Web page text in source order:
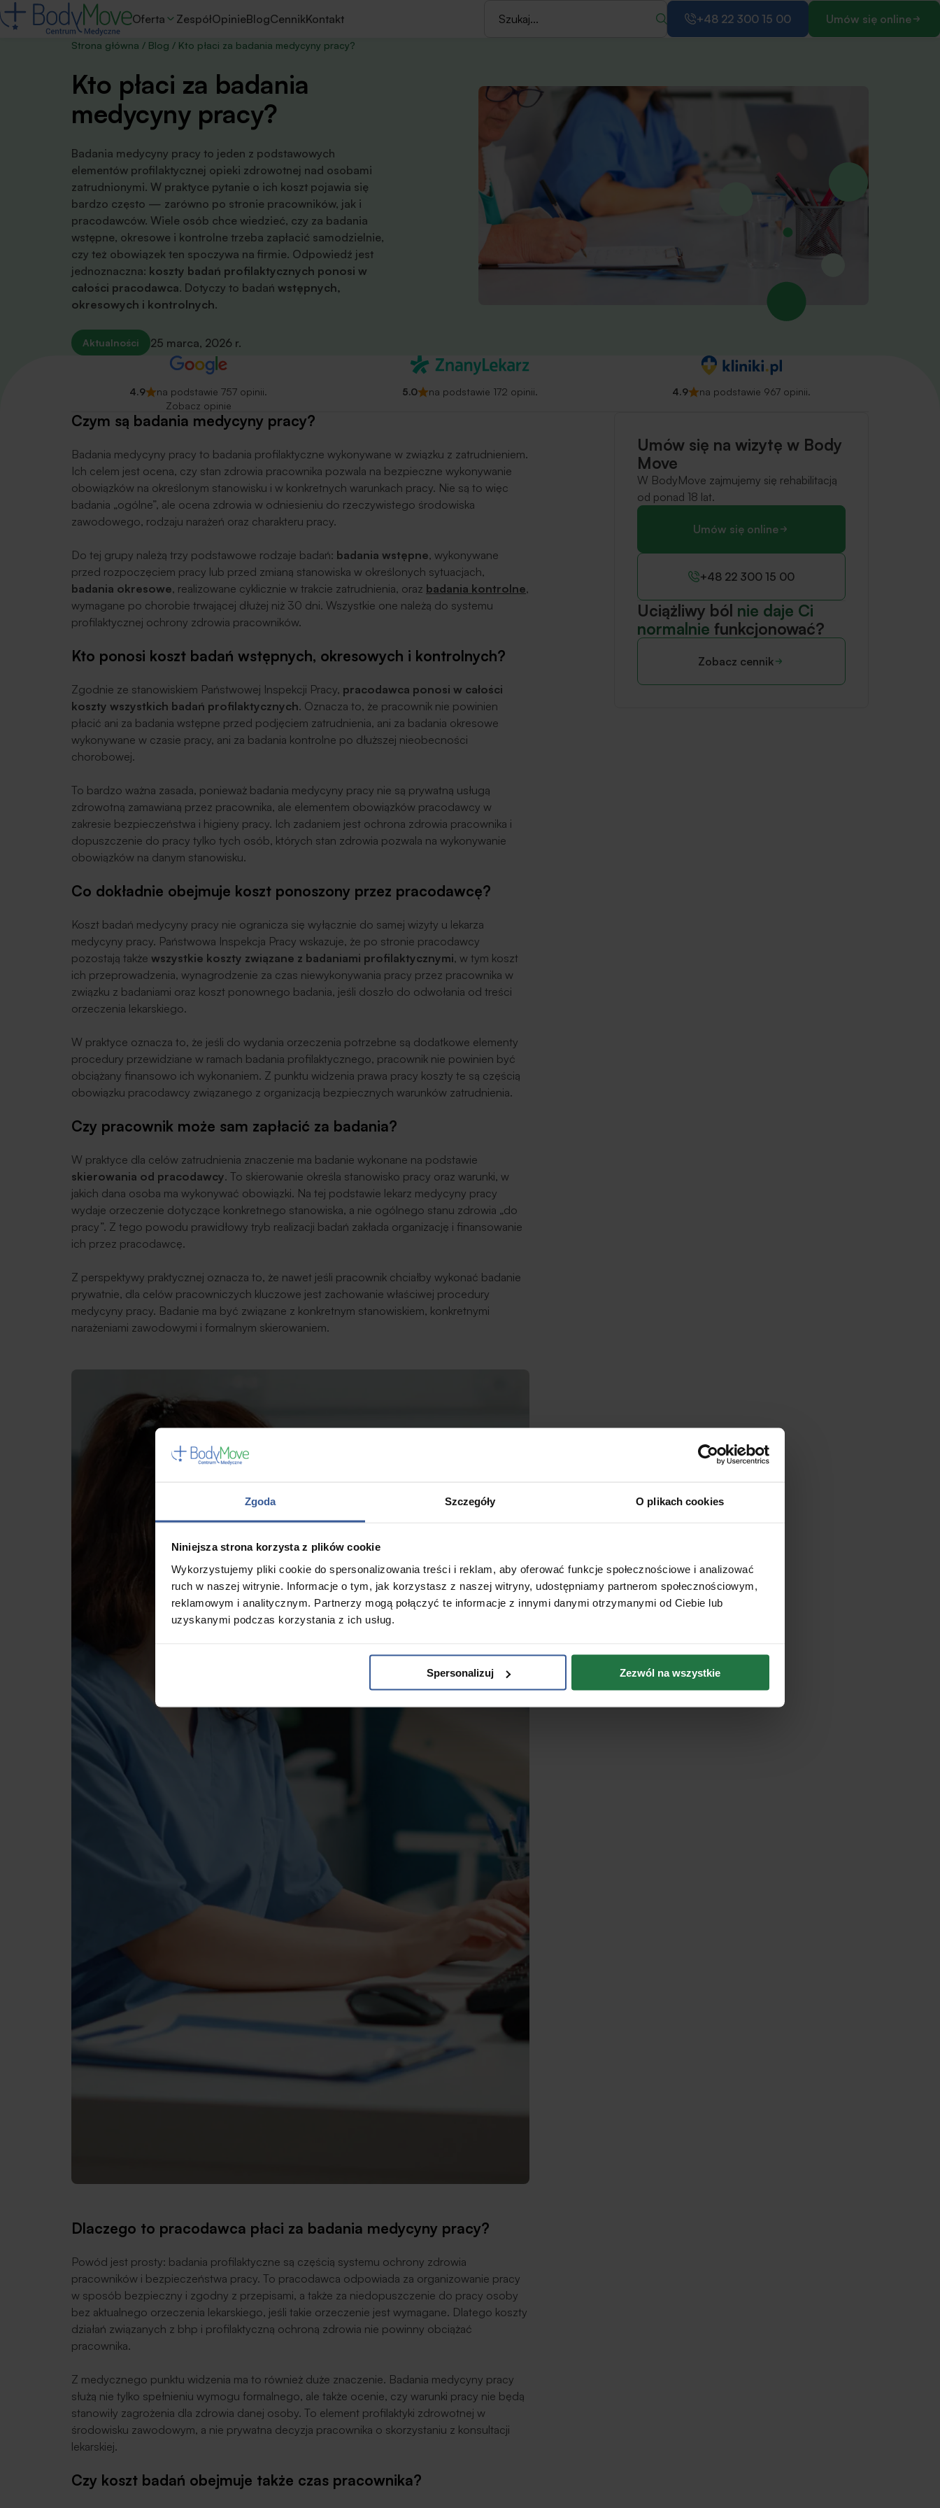
Zgoda Szczegóły O plikach cookies
Niniejsza strona korzysta z plików cookie
Wykorzystujemy pliki cookie do spersonalizowania treści i reklam, aby oferować funkcje społecznościowe i analizować
ruch w naszej witrynie. Informacje o tym, jak korzystasz z naszej witryny, udostępniamy partnerom społecznościowym,
reklamowym i analitycznym. Partnerzy mogą połączyć te informacje z innymi danymi otrzymanymi od Ciebie lub
uzyskanymi podczas korzystania z ich usług.
Spersonalizuj Zezwól na wszystkie
Oferta ZespółOpinieBlogCennikKontakt +48 22 300 15 00 Umów się online
Strona główna / Blog / Kto płaci za badania medycyny pracy?
Kto płaci za badania
medycyny pracy?
Badania medycyny pracy to jeden z podstawowych
elementów profilaktycznej opieki zdrowotnej nad osobami
zatrudnionymi. W praktyce pytanie o ich koszt pojawia się
bardzo często — zarówno po stronie pracowników, jak i
pracodawców. Wiele osób chce wiedzieć, czy za badania
wstępne, okresowe i kontrolne trzeba zapłacić samodzielnie,
czy też obowiązek ten spoczywa na firmie. Odpowiedź jest
jednoznaczna: koszty badań profilaktycznych ponosi w
całości pracodawca. Dotyczy to badań wstępnych,
okresowych i kontrolnych.
Aktualności 25 marca, 2026 r.
4.9
na podstawie 757 opinii.
Zobacz opinie
5.0 na podstawie 172 opinii. 4.9 na podstawie 967 opinii.
Czym są badania medycyny pracy?
Badania medycyny pracy to badania profilaktyczne wykonywane w związku z zatrudnieniem.
Ich celem jest ocena, czy stan zdrowia pracownika pozwala na bezpieczne wykonywanie
obowiązków na określonym stanowisku i w konkretnych warunkach pracy. Nie są to więc
badania „ogólne”, ale ocena zdrowia w odniesieniu do rzeczywistego środowiska
zawodowego, rodzaju narażeń oraz charakteru pracy.
Do tej grupy należą trzy podstawowe rodzaje badań: badania wstępne, wykonywane
przed rozpoczęciem pracy lub przed zmianą stanowiska w określonych sytuacjach,
badania okresowe, realizowane cyklicznie w trakcie zatrudnienia, oraz badania kontrolne,
wymagane po chorobie trwającej dłużej niż 30 dni. Wszystkie one należą do systemu
profilaktycznej ochrony zdrowia pracowników.
Kto ponosi koszt badań wstępnych, okresowych i kontrolnych?
Zgodnie ze stanowiskiem Państwowej Inspekcji Pracy, pracodawca ponosi w całości
koszty wszystkich badań profilaktycznych. Oznacza to, że pracownik nie powinien
płacić ani za badania wstępne przed podjęciem zatrudnienia, ani za badania okresowe
wykonywane w czasie pracy, ani za badania kontrolne po dłuższej nieobecności
chorobowej.
To bardzo ważna zasada, ponieważ badania medycyny pracy nie są prywatną usługą
zdrowotną zamawianą przez pracownika, ale elementem obowiązków pracodawcy w
zakresie bezpieczeństwa i higieny pracy. Ich zadaniem jest ochrona zdrowia pracownika i
dopuszczenie do pracy tylko tych osób, których stan zdrowia pozwala na wykonywanie
obowiązków na danym stanowisku.
Co dokładnie obejmuje koszt ponoszony przez pracodawcę?
Koszt badań medycyny pracy nie ogranicza się wyłącznie do samej wizyty u lekarza
medycyny pracy. Państwowa Inspekcja Pracy wskazuje, że po stronie pracodawcy
pozostają także wszystkie koszty związane z badaniami profilaktycznymi, w tym koszt
ich przeprowadzenia, wynagrodzenie za czas niewykonywania pracy przez pracownika w
związku z badaniami oraz koszt ponownego badania, jeśli doszło do odwołania od treści
orzeczenia lekarskiego.
W praktyce oznacza to, że jeśli do wydania orzeczenia potrzebne są dodatkowe elementy
procedury przewidziane w ramach badania profilaktycznego, pracownik nie powinien być
obciążany finansowo ich wykonaniem. Z punktu widzenia prawa pracy koszty te są częścią
obowiązku pracodawcy związanego z organizacją bezpiecznych warunków zatrudnienia.
Czy pracownik może sam zapłacić za badania?
W praktyce dla celów zatrudnienia znaczenie ma badanie wykonane na podstawie
skierowania od pracodawcy. To skierowanie określa stanowisko pracy oraz warunki, w
jakich dana osoba ma wykonywać obowiązki. Na tej podstawie lekarz medycyny pracy
wydaje orzeczenie dotyczące konkretnego stanowiska, a nie ogólnego stanu zdrowia „do
pracy”. Z tego powodu prawidłowy tryb realizacji badań zakłada organizację i finansowanie
ich przez pracodawcę.
Z perspektywy praktycznej oznacza to, że nawet jeśli pracownik chciałby wykonać badanie
prywatnie, dla celów pracowniczych kluczowe jest zachowanie właściwej procedury
medycyny pracy. Badanie ma być związane z konkretnym stanowiskiem, konkretnymi
narażeniami zawodowymi i formalnym skierowaniem.
Dlaczego to pracodawca płaci za badania medycyny pracy?
Powód jest prosty: badania profilaktyczne są częścią systemu ochrony zdrowia
pracowników i bezpieczeństwa pracy. To pracodawca odpowiada za organizowanie pracy
w sposób bezpieczny i zgodny z przepisami, a także za niedopuszczenie do pracy osoby
bez aktualnego orzeczenia lekarskiego, jeśli takie orzeczenie jest wymagane. Dlatego koszty
działań związanych z bhp i profilaktyczną ochroną zdrowia nie powinny obciążać
pracownika.
Z medycznego punktu widzenia ma to również duże znaczenie. Badania medycyny pracy
służą nie tylko spełnieniu wymogu formalnego, ale także ocenie, czy warunki pracy nie będą
stanowiły zagrożenia dla zdrowia danej osoby. To element profilaktyki zdrowotnej w
środowisku zawodowym, a nie prywatna decyzja pracownika o skorzystaniu z konsultacji
lekarskiej.
Czy koszt badań obejmuje także czas pracownika?
Umów się na wizytę w Body
Move
W BodyMove zajmujemy się rehabilitacją
od ponad 18 lat.
Umów się online
+48 22 300 15 00
Uciążliwy ból nie daje Ci
normalnie funkcjonować?
Zobacz cennik